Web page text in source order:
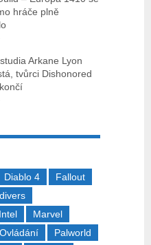
hráče plně
Arkane Lyon
tvůrci Dishonored
Diablo 4
Fallout
Intel
Marvel
Ovládání
Palworld